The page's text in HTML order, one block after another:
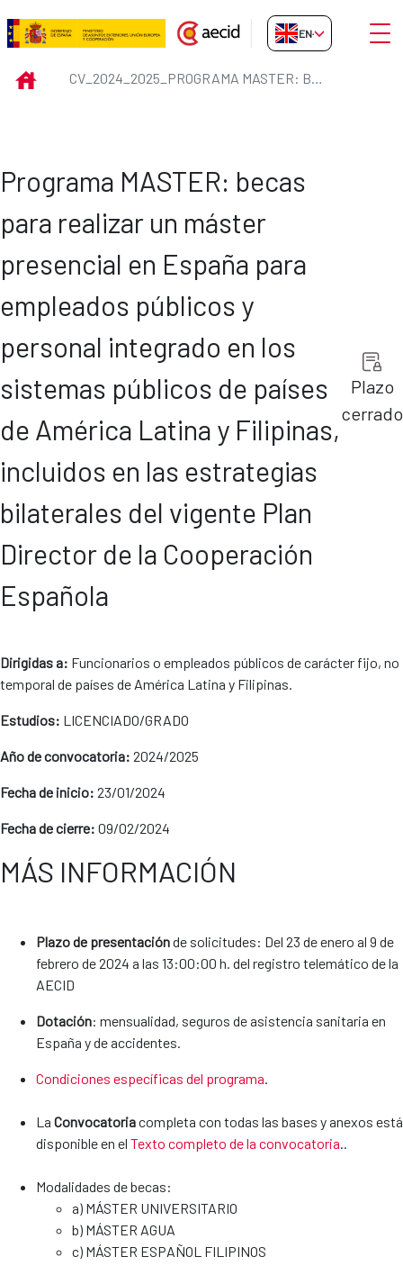
Skip to Main Content
CV_2024_2025_Programa
EN-GB
INICIO CV_2024_2025_PROGRAMA MASTER: BECAS PARA REALIZAR MÁSTER PRESENCIAL EN ESPAÑA, INCLUIDOS EN LAS ESTRATEGIAS BILATERALES DEL VIGENTE PLAN DIRECTOR DE LA COOPERACIÓN ESPAÑOLA
Programa MASTER: becas
para realizar un máster
presencial en España para
empleados públicos y
personal integrado en los
sistemas públicos de países
de América Latina y Filipinas,
incluidos en las estrategias
bilaterales del vigente Plan
Director de la Cooperación
Española
Plazo
cerrado
Dirigidas a: Funcionarios o empleados públicos de carácter fijo, no
temporal de países de América Latina y Filipinas.
Estudios: LICENCIADO/GRADO
Año de convocatoria: 2024/2025
Fecha de inicio: 23/01/2024
Fecha de cierre: 09/02/2024
MÁS INFORMACIÓN
Plazode presentaciónde solicitudes: Del 23 de enero al 9 de
febrero de 2024 a las 13:00:00 h. del registro telemático de la
AECID
Dotación: mensualidad, seguros de asistencia sanitaria en
España y de accidentes.
Condiciones específicas del programa.
La Convocatoriacompleta con todas las bases y anexos está
disponible en el Texto completo de la convocatoria..
Modalidades de becas:
a) MÁSTER UNIVERSITARIO
b) MÁSTER AGUA
c) MÁSTER ESPAÑOL FILIPINOS